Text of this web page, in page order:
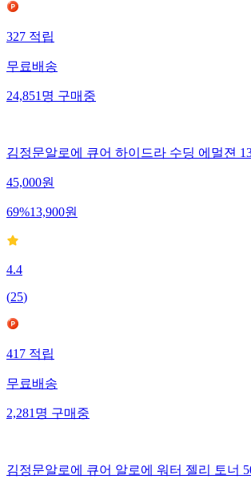
327적립
무료배송
24,851명구매중
김정문알로에 큐어 하이드라 수딩 에멀젼
45,000원
69%13,900원
4.4
(25)
417적립
무료배송
2,281명구매중
김정문알로에 큐어 알로에 워터 젤리 토너